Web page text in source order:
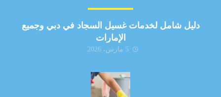
دليل شامل لخدمات غسيل السجاد في دبي وجميع
الإمارات
5 مارس، 2026